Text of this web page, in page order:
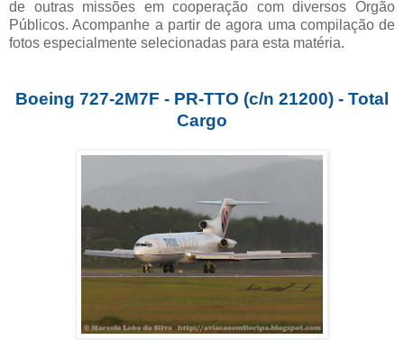
de outras missões em cooperação com diversos Órgão
Públicos. Acompanhe a partir de agora uma compilação de
fotos especialmente selecionadas para esta matéria.
Boeing 727-2M7F - PR-TTO (c/n 21200) - Total
Cargo